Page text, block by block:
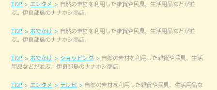
TOP エンタメ
自然の素材を利用した雑貨や民具、生活用品などが並
ぶ。伊良部島のナナホシ商店。
TOP おでかけ
自然の素材を利用した雑貨や民具、生活用品などが並
ぶ。伊良部島のナナホシ商店。
TOP おでかけ ショッピング
自然の素材を利用した雑貨や民具、生活
用品などが並ぶ。伊良部島のナナホシ商店。
TOP エンタメ テレビ
自然の素材を利用した雑貨や民具、生活用品な